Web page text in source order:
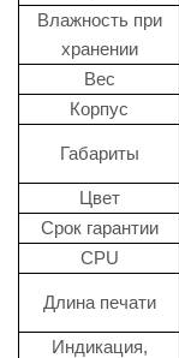
Влажность при
хранении
Вес
Корпус
Габариты
Цвет
Срок гарантии
CPU
Длина печати
Индикация,